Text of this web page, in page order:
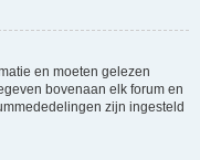
en moeten gelezen
bovenaan elk forum en
zijn ingesteld